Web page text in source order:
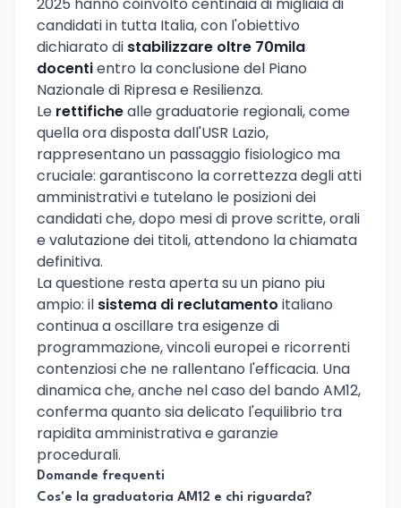
2025 hanno coinvolto centinaia di migliaia di
candidati in tutta Italia, con l'obiettivo
dichiarato di stabilizzare oltre 70mila
docentientro la conclusione del Piano
Nazionale di Ripresa e Resilienza.
Le rettifichealle graduatorie regionali, come
quella ora disposta dall'USR Lazio,
rappresentano un passaggio fisiologico ma
cruciale: garantiscono la correttezza degli atti
amministrativi e tutelano le posizioni dei
candidati che, dopo mesi di prove scritte, orali
e valutazione dei titoli, attendono la chiamata
definitiva.
La questione resta aperta su un piano piu
ampio: il sistema di reclutamento italiano
continua a oscillare tra esigenze di
programmazione, vincoli europei e ricorrenti
contenziosi che ne rallentano l'efficacia. Una
dinamica che, anche nel caso del bando AM12,
conferma quanto sia delicato l'equilibrio tra
rapidita amministrativa e garanzie
procedurali.
Domande frequenti
Cos'e la graduatoria AM12 e chi riguarda?